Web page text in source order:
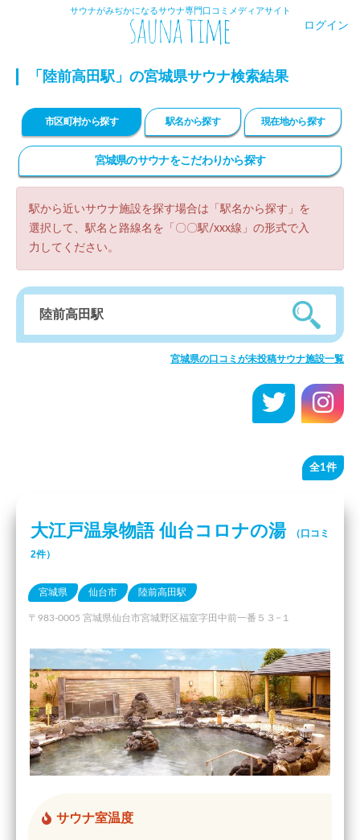
サウナがみぢかになるサウナ専門口コミメディアサイト
ログイン
「陸前高田駅」の宮城県サウナ検索結果
市区町村から探す 駅名から探す 現在地から探す
宮城県のサウナをこだわりから探す
駅から近いサウナ施設を探す場合は「駅名から探す」を
選択して、駅名と路線名を「〇〇駅/xxx線」の形式で入
力してください。
宮城県の口コミが未投稿サウナ施設一覧
全1件
大江戸温泉物語 仙台コロナの湯
（口コミ
2件）
宮城県 仙台市 陸前高田駅
〒983-0005 宮城県仙台市宮城野区福室字田中前一番５３−１
サウナ室温度